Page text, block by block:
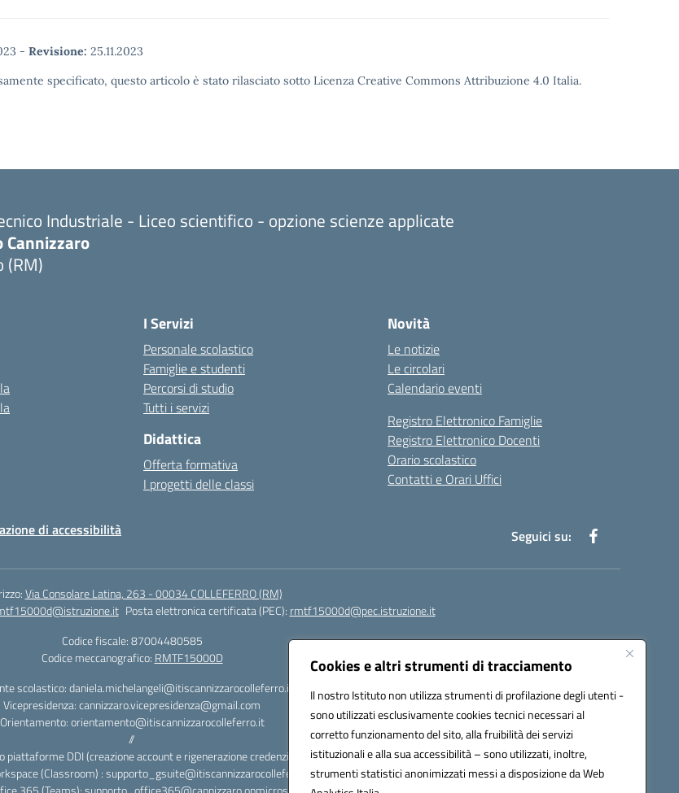
Cookies e altri strumenti di tracciamento
Il nostro Istituto non utilizza strumenti di profilazione degli utenti -
sono utilizzati esclusivamente cookies tecnici necessari al
corretto funzionamento del sito, alla fruibilità dei servizi
istituzionali e alla sua accessibilità – sono utilizzati, inoltre,
strumenti statistici anonimizzati messi a disposizione da Web
- Revisione: 25.11.2023
specificato, questo articolo è stato rilasciato sotto Licenza Creative Commons Attribuzione 4.0 Italia.
Industriale - Liceo scientifico - opzione scienze applicate
Cannizzaro
(RM)
I Servizi
Personale scolastico
Famiglie e studenti
Percorsi di studio
Tutti i servizi
Didattica
Offerta formativa
I progetti delle classi
Novità
Le notizie
Le circolari
Calendario eventi
Registro Elettronico Famiglie
Registro Elettronico Docenti
Orario scolastico
Contatti e Orari Uffici
di accessibilità Seguici su:
Via Consolare Latina, 263 - 00034 COLLEFERRO (RM)
Posta elettronica certificata (PEC): rmtf15000d@pec.istruzione.it
Codice fiscale: 87004480585
Codice meccanografico: RMTF15000D
scolastico: daniela.michelangeli@itiscannizzarocolleferro.it
Vicepresidenza: cannizzaro.vicepresidenza@gmail.com
Orientamento: orientamento@itiscannizzarocolleferro.it
//
piattaforme DDI (creazione account e rigenerazione credenziali)
(Classroom) : supporto_gsuite@itiscannizzarocolleferro.it